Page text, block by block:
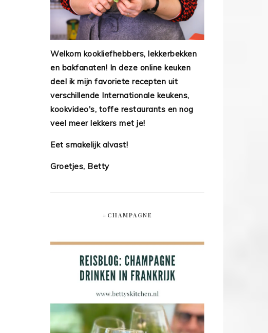
Welkom kookliefhebbers, lekkerbekken
en bakfanaten! In deze online keuken
deel ik mijn favoriete recepten uit
verschillende Internationale keukens,
kookvideo's, toffe restaurants en nog
veel meer lekkers met je!
Eet smakelijk alvast!
Groetjes, Betty
#CHAMPAGNE